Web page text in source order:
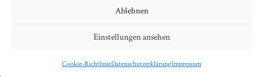
Ablehnen
Einstellungen ansehen
Cookie-RichtlinieDatenschutzerklärungImpressum
| Datenschutzerklärung